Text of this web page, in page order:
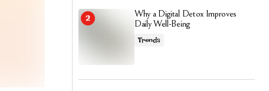
Why a Digital Detox Improves
Daily Well-Being
Trends